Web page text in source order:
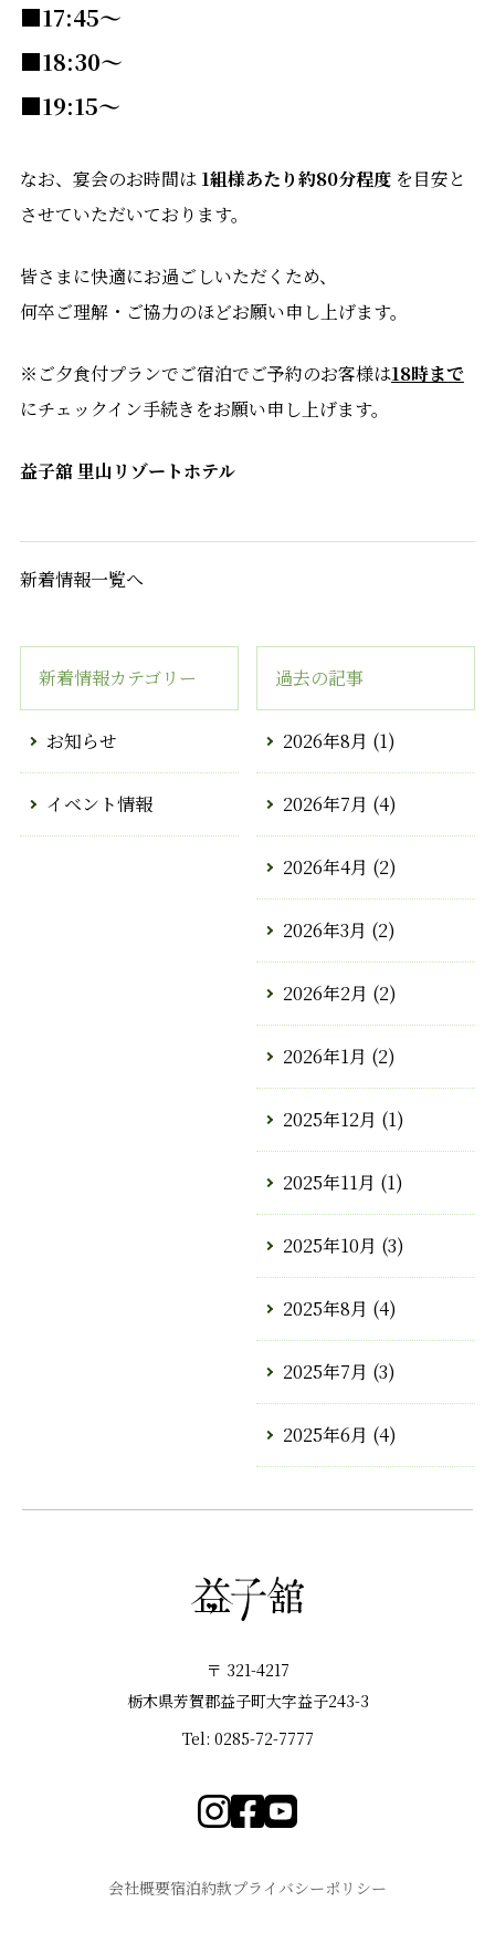
■17:45〜
■18:30〜
■19:15〜
なお、宴会のお時間は 1組様あたり約80分程度を目安と
させていただいております。
皆さまに快適にお過ごしいただくため、
何卒ご理解・ご協力のほどお願い申し上げます。
※ご夕食付プランでご宿泊でご予約のお客様は18時まで
にチェックイン手続きをお願い申し上げます。
益子舘 里山リゾートホテル
新着情報一覧へ
新着情報カテゴリー
お知らせ
イベント情報
過去の記事
2026年8月 (1)
2026年7月 (4)
2026年4月 (2)
2026年3月 (2)
2026年2月 (2)
2026年1月 (2)
2025年12月 (1)
2025年11月 (1)
2025年10月 (3)
2025年8月 (4)
2025年7月 (3)
2025年6月 (4)
〒 321-4217
栃木県芳賀郡益子町大字益子243-3
Tel: 0285-72-7777
会社概要宿泊約款プライバシーポリシー